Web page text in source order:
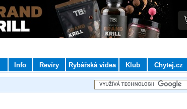
Info Revíry Rybářská videa Klub Chytej.cz